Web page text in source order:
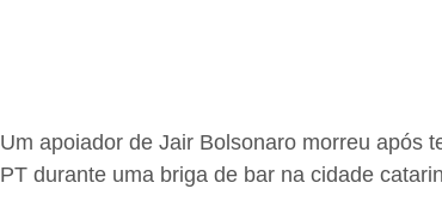
Um apoiador de Jair Bolsonaro morreu após
PT durante uma briga de bar na cidade